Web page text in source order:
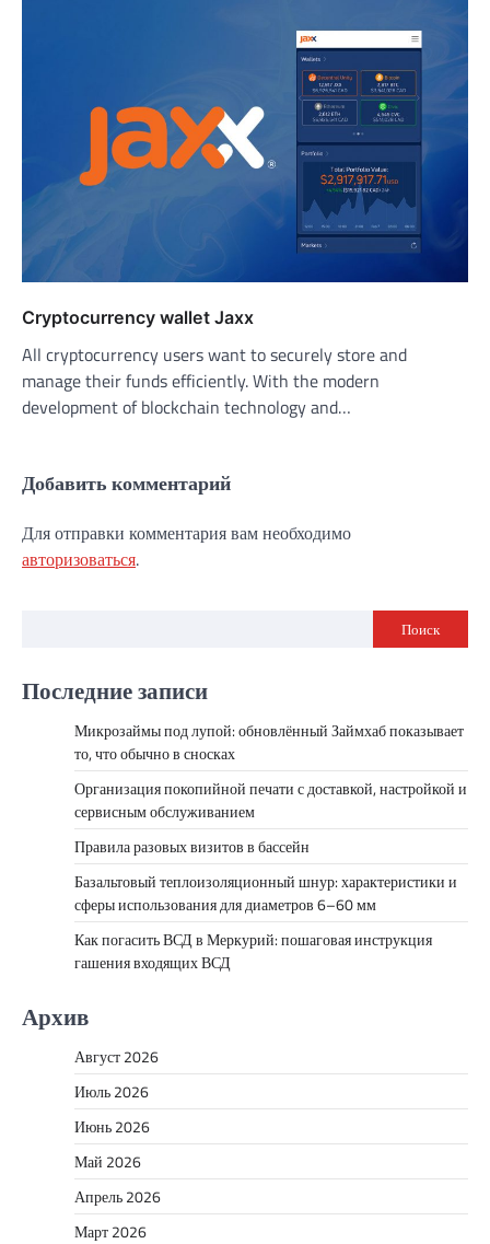
Cryptocurrency wallet Jaxx
All cryptocurrency users want to securely store and
manage their funds efficiently. With the modern
development of blockchain technology and…
Добавить комментарий
Для отправки комментария вам необходимо
авторизоваться.
Поиск
Последние записи
Микрозаймы под лупой: обновлённый Займхаб показывает
то, что обычно в сносках
Организация покопийной печати с доставкой, настройкой и
сервисным обслуживанием
Правила разовых визитов в бассейн
Базальтовый теплоизоляционный шнур: характеристики и
сферы использования для диаметров 6–60 мм
Как погасить ВСД в Меркурий: пошаговая инструкция
гашения входящих ВСД
Архив
Август 2026
Июль 2026
Июнь 2026
Май 2026
Апрель 2026
Март 2026